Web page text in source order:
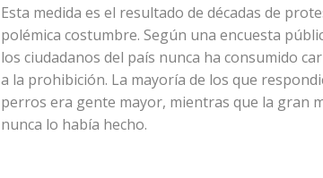
Esta medida es el resultado de décadas de
polémica costumbre. Según una encuesta
los ciudadanos del país nunca ha consumido
a la prohibición. La mayoría de los que
perros era gente mayor, mientras que la gran
nunca lo había hecho.